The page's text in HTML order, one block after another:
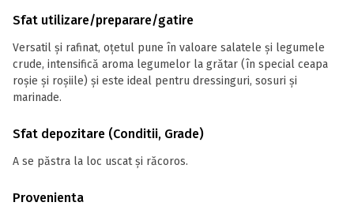
Sfat utilizare/preparare/gatire
Versatil și rafinat, oțetul pune în valoare salatele și legumele
crude, intensifică aroma legumelor la grătar (în special ceapa
roșie și roșiile) și este ideal pentru dressinguri, sosuri și
marinade.
Sfat depozitare (Conditii, Grade)
A se păstra la loc uscat și răcoros.
Provenienta